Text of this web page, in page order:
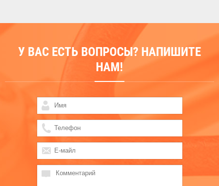
У ВАС ЕСТЬ ВОПРОСЫ? НАПИШИТЕ
НАМ!